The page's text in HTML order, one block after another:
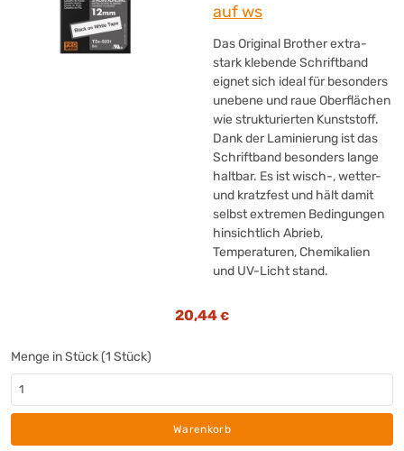
auf ws
Das Original Brother extra-
stark klebende Schriftband
eignet sich ideal für besonders
unebene und raue Oberflächen
wie strukturierten Kunststoff.
Dank der Laminierung ist das
Schriftband besonders lange
haltbar. Es ist wisch-, wetter-
und kratzfest und hält damit
selbst extremen Bedingungen
hinsichtlich Abrieb,
Temperaturen, Chemikalien
und UV-Licht stand.
20,44 €
Menge in Stück (1 Stück)
Warenkorb